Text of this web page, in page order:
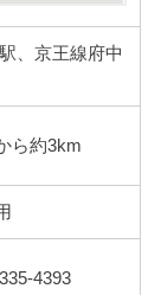
、京王線府中
ら約3km
4393